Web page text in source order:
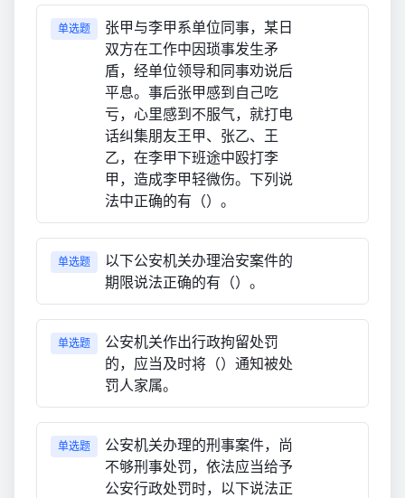
单选题
张甲与李甲系单位同事，某日
双方在工作中因琐事发生矛
盾，经单位领导和同事劝说后
平息。事后张甲感到自己吃
亏，心里感到不服气，就打电
话纠集朋友王甲、张乙、王
乙，在李甲下班途中殴打李
甲，造成李甲轻微伤。下列说
法中正确的有（）。
单选题
以下公安机关办理治安案件的
期限说法正确的有（）。
单选题
公安机关作出行政拘留处罚
的，应当及时将（）通知被处
罚人家属。
单选题
公安机关办理的刑事案件，尚
不够刑事处罚，依法应当给予
公安行政处罚时，以下说法正